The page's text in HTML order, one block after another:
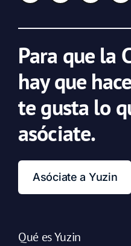
Para que la
hay que
te gusta lo
asóciate.
Asóciate a Yuzin
Qué es Yuzin